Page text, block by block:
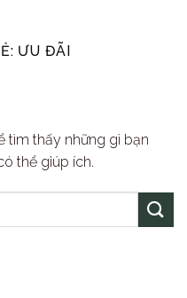
ƯU ĐÃI
tìm thấy những gì bạn
thể giúp ích.